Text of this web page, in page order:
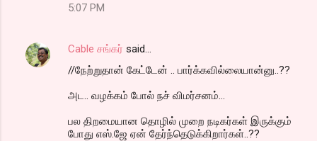
5:07 PM
Cable சங்கர் said…
//நேற்றுதான் கேட்டேன் .. பார்க்கவில்லையான்னு..??
அட.. வழக்கம் போல் நச் விமர்சனம்...
பல திறமையான தொழில் முறை நடிகர்கள் இருக்கும்
போது எஸ்.ஜே ஏன் தேர்ந்தெடுக்கிறார்கள்..??